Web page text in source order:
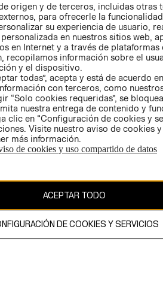
AVISO DE
PRIVACIDAD
GIFT CARD
AVISO DE
COOKIES
web está protegido por copyright y es
origen y de terceros, incluidas otras
para ofrecerle la
su experiencia de usuario,
en nuestros sitios web,
en Internet y a través de plataformas
recopilamos información sobre el
y el dispositivo.
todas”, acepta y está de acuerdo
con terceros, como
“Solo cookies requeridas”, se
nuestra entrega de contenido y
clic en “Configuración de cookies y
Visite nuestro aviso de cookies
más información.
de cookies y uso compartido de datos
ACEPTAR TODO
DE COOKIES Y SERVICIOS